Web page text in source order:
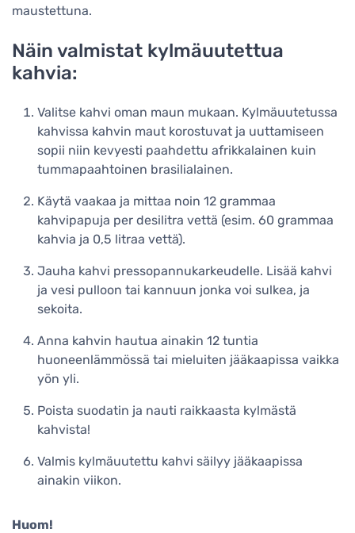
maustettuna.
Näin valmistat kylmäuutettua
kahvia:
Valitse kahvi oman maun mukaan. Kylmäuutetussa
kahvissa kahvin maut korostuvat ja uuttamiseen
sopii niin kevyesti paahdettu afrikkalainen kuin
tummapaahtoinen brasilialainen.
Käytä vaakaa ja mittaa noin 12 grammaa
kahvipapuja per desilitra vettä (esim. 60 grammaa
kahvia ja 0,5 litraa vettä).
Jauha kahvi pressopannukarkeudelle. Lisää kahvi
ja vesi pulloon tai kannuun jonka voi sulkea, ja
sekoita.
Anna kahvin hautua ainakin 12 tuntia
huoneenlämmössä tai mieluiten jääkaapissa vaikka
yön yli.
Poista suodatin ja nauti raikkaasta kylmästä
kahvista!
Valmis kylmäuutettu kahvi säilyy jääkaapissa
ainakin viikon.
Huom!